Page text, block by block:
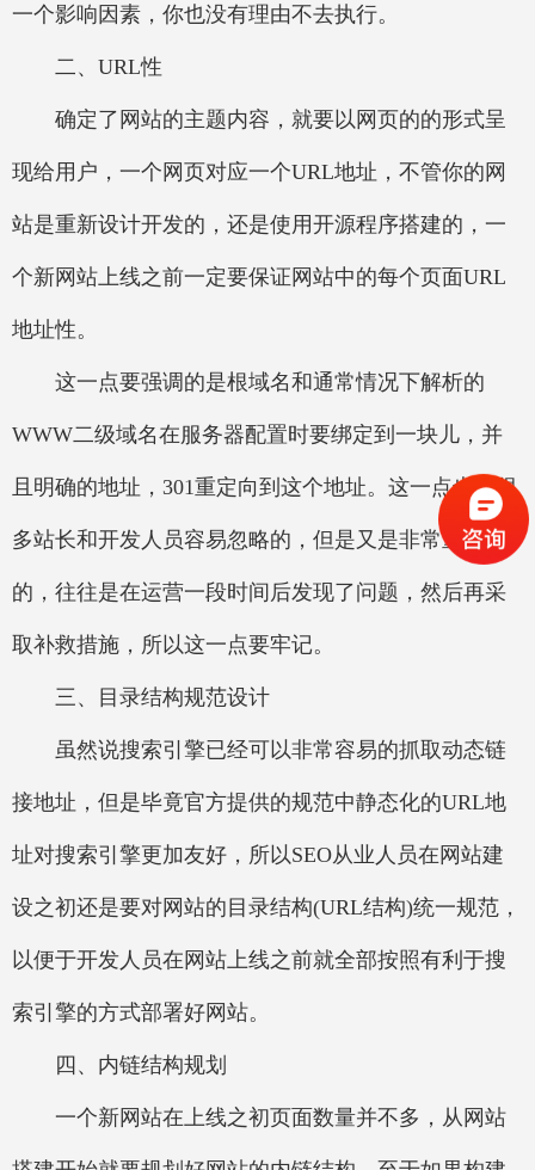
一个影响因素，你也没有理由不去执行。
二、URL性
确定了网站的主题内容，就要以网页的的形式呈
现给用户，一个网页对应一个URL地址，不管你的网
站是重新设计开发的，还是使用开源程序搭建的，一
个新网站上线之前一定要保证网站中的每个页面URL
地址性。
这一点要强调的是根域名和通常情况下解析的
WWW二级域名在服务器配置时要绑定到一块儿，并
且明确的地址，301重定向到这个地址。这一点也是很
多站长和开发人员容易忽略的，但是又是非常重要
的，往往是在运营一段时间后发现了问题，然后再采
取补救措施，所以这一点要牢记。
三、目录结构规范设计
虽然说搜索引擎已经可以非常容易的抓取动态链
接地址，但是毕竟官方提供的规范中静态化的URL地
址对搜索引擎更加友好，所以SEO从业人员在网站建
设之初还是要对网站的目录结构(URL结构)统一规范，
以便于开发人员在网站上线之前就全部按照有利于搜
索引擎的方式部署好网站。
四、内链结构规划
一个新网站在上线之初页面数量并不多，从网站